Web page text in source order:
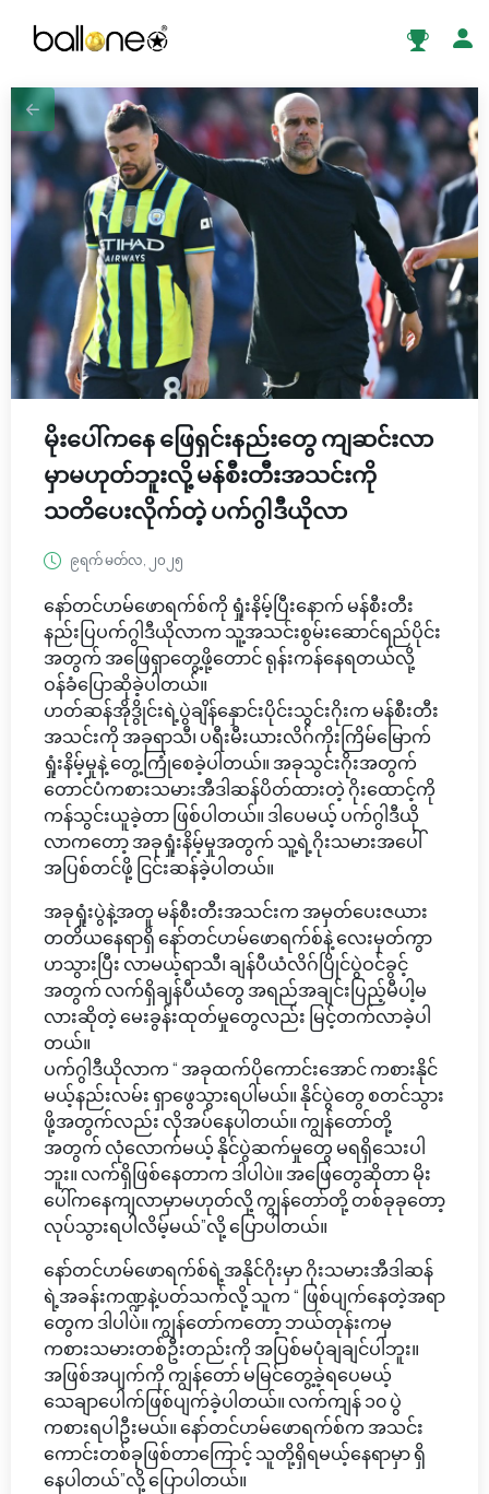
မိုးပေါ်ကနေ ဖြေရှင်းနည်းတွေ ကျဆင်းလာ
မှာမဟုတ်ဘူးလို့ မန်စီးတီးအသင်းကို
သတိပေးလိုက်တဲ့ ပက်ဂွါဒီယိုလာ
၉ရက် မတ်လ, ၂၀၂၅
နော်တင်ဟမ်ဖောရက်စ်ကို ရှုံးနိမ့်ပြီးနောက် မန်စီးတီး
နည်းပြပက်ဂွါဒီယိုလာက သူ့အသင်းစွမ်းဆောင်ရည်ပိုင်း
အတွက် အဖြေရှာတွေ့ဖို့တောင် ရုန်းကန်နေရတယ်လို့
ဝန်ခံပြောဆိုခဲ့ပါတယ်။
ဟတ်ဆန်အိုဒွိုင်းရဲ့ပွဲချိန်နှောင်းပိုင်းသွင်းဂိုးက မန်စီးတီး
အသင်းကို အခုရာသီ၊ ပရီးမီးယားလိဂ်ကိုးကြိမ်မြောက်
ရှုံးနိမ့်မှုနဲ့ တွေ့ကြုံစေခဲ့ပါတယ်။ အခုသွင်းဂိုးအတွက်
တောင်ပံကစားသမားအီဒါဆန်ပိတ်ထားတဲ့ ဂိုးထောင့်ကို
ကန်သွင်းယူခဲ့တာ ဖြစ်ပါတယ်။ ဒါပေမယ့် ပက်ဂွါဒီယို
လာကတော့ အခုရှုံးနိမ့်မှုအတွက် သူ့ရဲ့ဂိုးသမားအပေါ်
အပြစ်တင်ဖို့ ငြင်းဆန်ခဲ့ပါတယ်။
အခုရှုံးပွဲနဲ့အတူ မန်စီးတီးအသင်းက အမှတ်ပေးဇယား
တတိယနေရာရှိ နော်တင်ဟမ်ဖောရက်စ်နဲ့ လေးမှတ်ကွာ
ဟသွားပြီး လာမယ့်ရာသီ၊ ချန်ပီယံလိဂ်ပြိုင်ပွဲဝင်ခွင့်
အတွက် လက်ရှိချန်ပီယံတွေ အရည်အချင်းပြည့်မီပါ့မ
လားဆိုတဲ့ မေးခွန်းထုတ်မှုတွေလည်း မြင့်တက်လာခဲ့ပါ
တယ်။
ပက်ဂွါဒီယိုလာက “ အခုထက်ပိုကောင်းအောင် ကစားနိုင်
မယ့်နည်းလမ်း ရှာဖွေသွားရပါမယ်။ နိုင်ပွဲတွေ စတင်သွား
ဖို့အတွက်လည်း လိုအပ်နေပါတယ်။ ကျွန်တော်တို့
အတွက် လုံလောက်မယ့် နိုင်ပွဲဆက်မှုတွေ မရရှိသေးပါ
ဘူး။ လက်ရှိဖြစ်နေတာက ဒါပါပဲ။ အဖြေတွေဆိုတာ မိုး
ပေါ်ကနေကျလာမှာမဟုတ်လို့ ကျွန်တော်တို့ တစ်ခုခုတော့
လုပ်သွားရပါလိမ့်မယ်”လို့ ပြောပါတယ်။
နော်တင်ဟမ်ဖောရက်စ်ရဲ့အနိုင်ဂိုးမှာ ဂိုးသမားအီဒါဆန်
ရဲ့အခန်းကဏ္ဍနဲ့ပတ်သက်လို့ သူက “ ဖြစ်ပျက်နေတဲ့အရာ
တွေက ဒါပါပဲ။ ကျွန်တော်ကတော့ ဘယ်တုန်းကမှ
ကစားသမားတစ်ဦးတည်းကို အပြစ်မပုံချချင်ပါဘူး။
အဖြစ်အပျက်ကို ကျွန်တော် မမြင်တွေ့ခဲ့ရပေမယ့်
သေချာပေါက်ဖြစ်ပျက်ခဲ့ပါတယ်။ လက်ကျန် ၁၀ ပွဲ
ကစားရပါဦးမယ်။ နော်တင်ဟမ်ဖောရက်စ်က အသင်း
ကောင်းတစ်ခုဖြစ်တာကြောင့် သူတို့ရှိရမယ့်နေရာမှာ ရှိ
နေပါတယ်”လို့ ပြောပါတယ်။